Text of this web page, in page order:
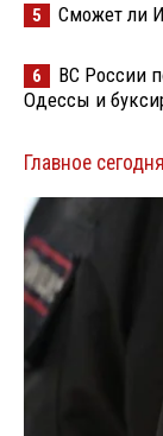
5 Сможет ли
6
ВС России
Одессы и
Главное сегодня